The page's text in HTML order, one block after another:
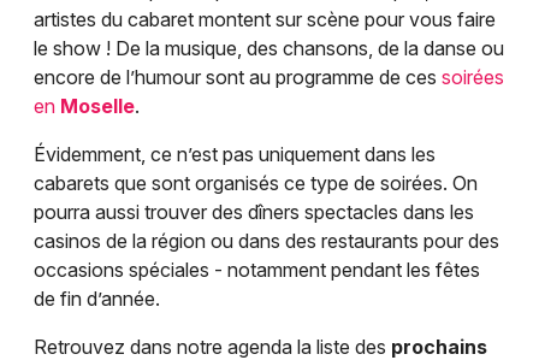
artistes du cabaret montent sur scène pour vous faire
le show ! De la musique, des chansons, de la danse ou
encore de l’humour sont au programme de ces soirées
en Moselle.
Évidemment, ce n’est pas uniquement dans les
cabarets que sont organisés ce type de soirées. On
pourra aussi trouver des dîners spectacles dans les
casinos de la région ou dans des restaurants pour des
occasions spéciales - notamment pendant les fêtes
de fin d’année.
Retrouvez dans notre agenda la liste des prochains